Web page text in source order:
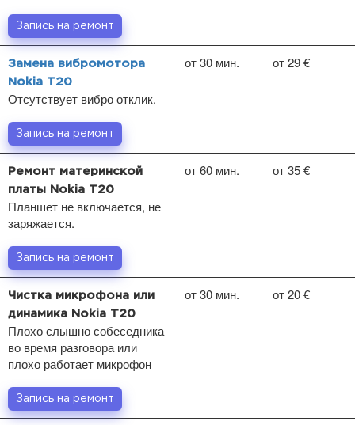
Запись на ремонт
Замена вибромотора
Nokia T20
Отсутствует вибро отклик.
от 30 мин. от 29 €
Запись на ремонт
Ремонт материнской
платы Nokia T20
Планшет не включается, не
заряжается.
от 60 мин. от 35 €
Запись на ремонт
Чистка микрофона или
динамика Nokia T20
Плохо слышно собеседника
во время разговора или
плохо работает микрофон
от 30 мин. от 20 €
Запись на ремонт